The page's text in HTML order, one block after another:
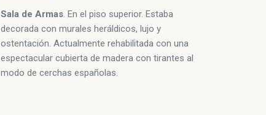
Sala de Armas . En el piso superior. Estaba
decorada con murales heráldicos, lujo y
ostentación. Actualmente rehabilitada con una
espectacular cubierta de madera con tirantes al
modo de cerchas españolas.